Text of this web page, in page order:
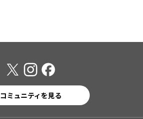
コミュニティを見る